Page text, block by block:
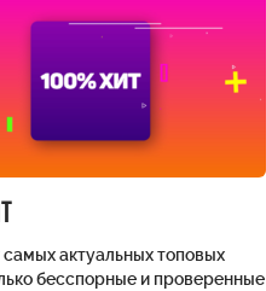
актуальных топовых
бесспорные и проверенные